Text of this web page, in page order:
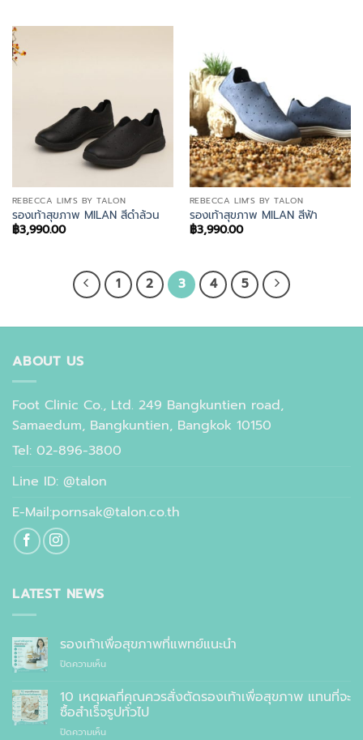
REBECCA LIM'S BY TALON
รองเท้าสุขภาพ MILAN สีดำล้วน
฿3,990.00
REBECCA LIM'S BY TALON
รองเท้าสุขภาพ MILAN สีฟ้า
฿3,990.00
1 2 3 4 5
ABOUT US
Foot Clinic Co., Ltd. 249 Bangkuntien road,
Samaedum, Bangkuntien, Bangkok 10150
Tel: 02-896-3800
Line ID: @talon
E-Mail:pornsak@talon.co.th
LATEST NEWS
รองเท้าเพื่อสุขภาพที่แพทย์แนะนำ
ปิดความเห็นบน
เพื่อ
สุขภาพ
ที่
แพทย์
10 เหตุผลที่คุณควรสั่งตัดรองเท้าเพื่อสุขภาพ แทนที่จะ
ซื้อสำเร็จรูปทั่วไป
ปิดความเห็นบน